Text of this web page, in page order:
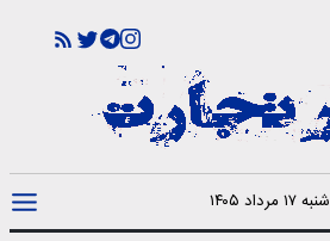
شنبه ۱۷ مرداد ۱۴۰۵